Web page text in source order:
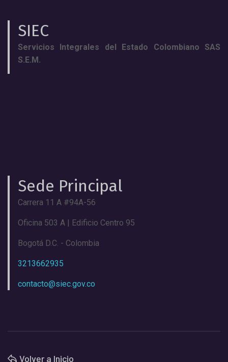
SIEC
Servicios Integrales del Estado Colombiano SAS
S.E.M.
Sede Principal
Carrera 11 A #94A-56
Oficina 503 A | Edificio Centro 95
Bogotá D.C. - Colombia
3213662935
contacto@siec.gov.co
Volver a Inicio